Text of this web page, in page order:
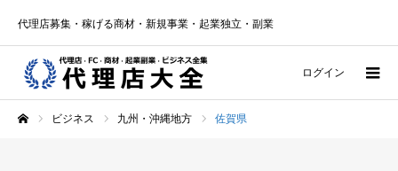
代理店募集・稼げる商材・新規事業・起業独立・副業
ログイン
ビジネス 九州・沖縄地方 佐賀県